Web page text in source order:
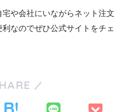
や会社にいながらネット注文
なのでぜひ公式サイトをチェ